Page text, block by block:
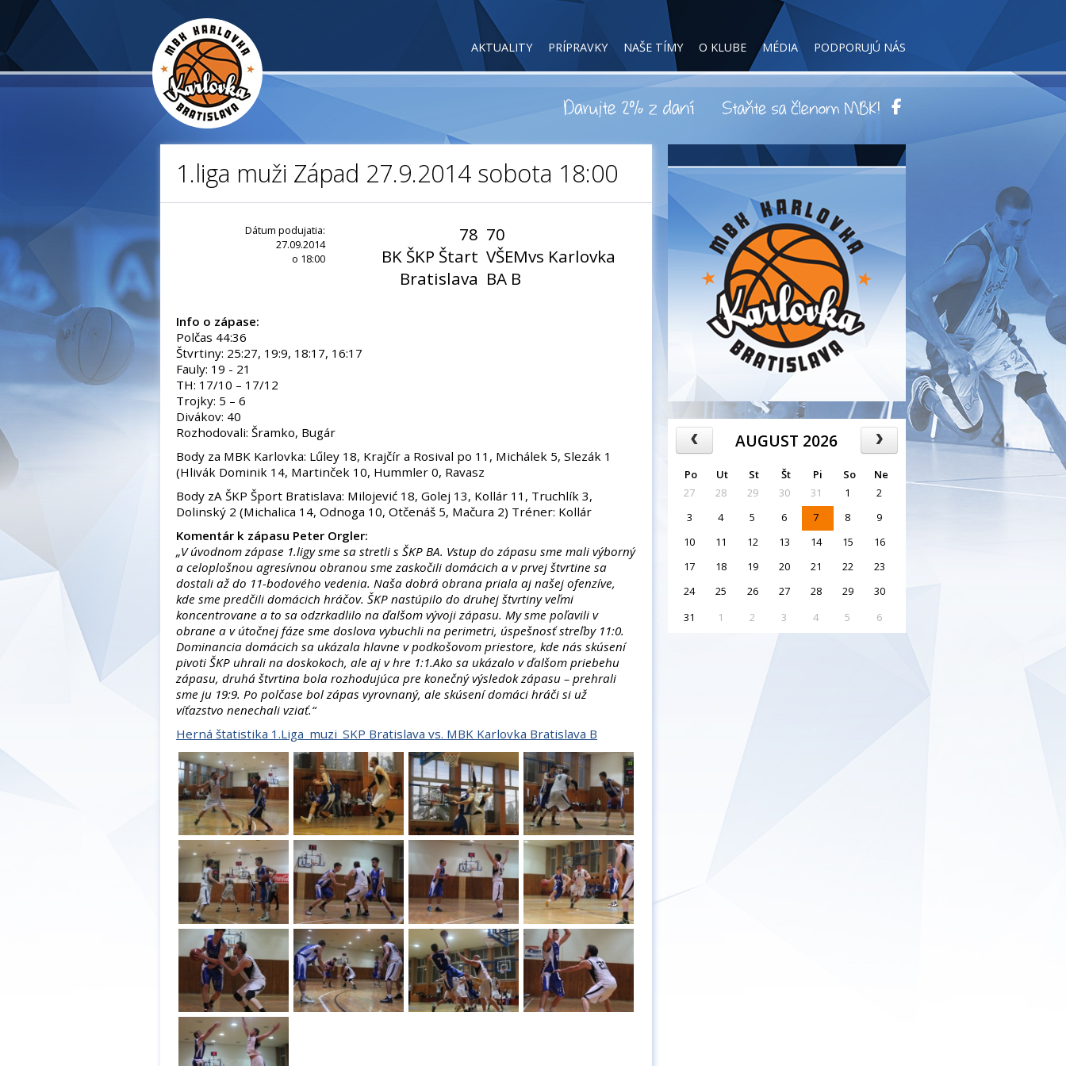
AKTUALITY PRÍPRAVKY NAŠE TÍMY O KLUBE MÉDIA PODPORUJÚ NÁS
1.liga muži Západ 27.9.2014 sobota 18:00
Dátum podujatia:
27.09.2014
o 18:00
78
BK ŠKP Štart
Bratislava
70
VŠEMvs Karlovka
BA B
Info o zápase:
Polčas 44:36
Štvrtiny: 25:27, 19:9, 18:17, 16:17
Fauly: 19 - 21
TH: 17/10 – 17/12
Trojky: 5 – 6
Divákov: 40
Rozhodovali: Šramko, Bugár
Body za MBK Karlovka: Lűley 18, Krajčír a Rosival po 11, Michálek 5, Slezák 1
(Hlivák Dominik 14, Martinček 10, Hummler 0, Ravasz
Body zA ŠKP Šport Bratislava: Milojević 18, Golej 13, Kollár 11, Truchlík 3,
Dolinský 2 (Michalica 14, Odnoga 10, Otčenáš 5, Mačura 2) Tréner: Kollár
Komentár k zápasu Peter Orgler:
„V úvodnom zápase 1.ligy sme sa stretli s ŠKP BA. Vstup do zápasu sme mali výborný
a celoplošnou agresívnou obranou sme zaskočili domácich a v prvej štvrtine sa
dostali až do 11-bodového vedenia. Naša dobrá obrana priala aj našej ofenzíve,
kde sme predčili domácich hráčov. ŠKP nastúpilo do druhej štvrtiny veľmi
koncentrovane a to sa odzrkadlilo na ďalšom vývoji zápasu. My sme poľavili v
obrane a v útočnej fáze sme doslova vybuchli na perimetri, úspešnosť streľby 11:0.
Dominancia domácich sa ukázala hlavne v podkošovom priestore, kde nás skúsení
pivoti ŠKP uhrali na doskokoch, ale aj v hre 1:1.Ako sa ukázalo v ďalšom priebehu
zápasu, druhá štvrtina bola rozhodujúca pre konečný výsledok zápasu – prehrali
sme ju 19:9. Po polčase bol zápas vyrovnaný, ale skúsení domáci hráči si už
víťazstvo nenechali vziať.“
Herná štatistika 1.Liga_muzi_SKP Bratislava vs. MBK Karlovka Bratislava B
AUGUST 2026
Po Ut St Št Pi So
Ne
27
28 29 30 31 1
2
3
4 5 6 7 8
9
10
11 12 13 14 15
16
17
18 19 20 21 22
23
24
25 26 27 28 29
30
31
1 2 3 4 5 6